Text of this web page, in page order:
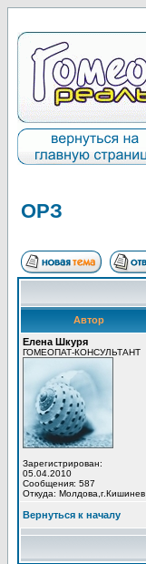
ОРЗ
Автор
Елена Шкуря
ГОМЕОПАТ-КОНСУЛЬТАНТ
Зарегистрирован:
05.04.2010
Сообщения: 587
Откуда: Молдова,г.Кишинев
Вернуться к началу